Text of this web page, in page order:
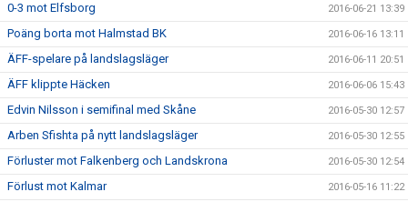
0-3 mot Elfsborg 2016-06-21 13:39
Poäng borta mot Halmstad BK 2016-06-16 13:11
ÄFF-spelare på landslagsläger 2016-06-11 20:51
ÄFF klippte Häcken 2016-06-06 15:43
Edvin Nilsson i semifinal med Skåne 2016-05-30 12:57
Arben Sfishta på nytt landslagsläger 2016-05-30 12:55
Förluster mot Falkenberg och Landskrona 2016-05-30 12:54
Förlust mot Kalmar 2016-05-16 11:22